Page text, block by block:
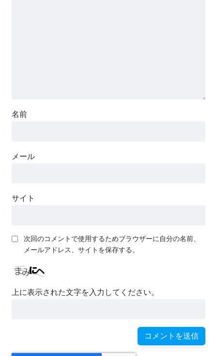
名前
メール
サイト
次回のコメントで使用するためブラウザーに自分の名前、
メールアドレス、サイトを保存する。
上に表示された文字を入力してください。